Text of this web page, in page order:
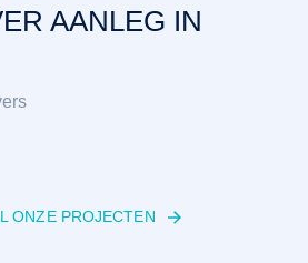
AANLEG IN
ONZE PROJECTEN